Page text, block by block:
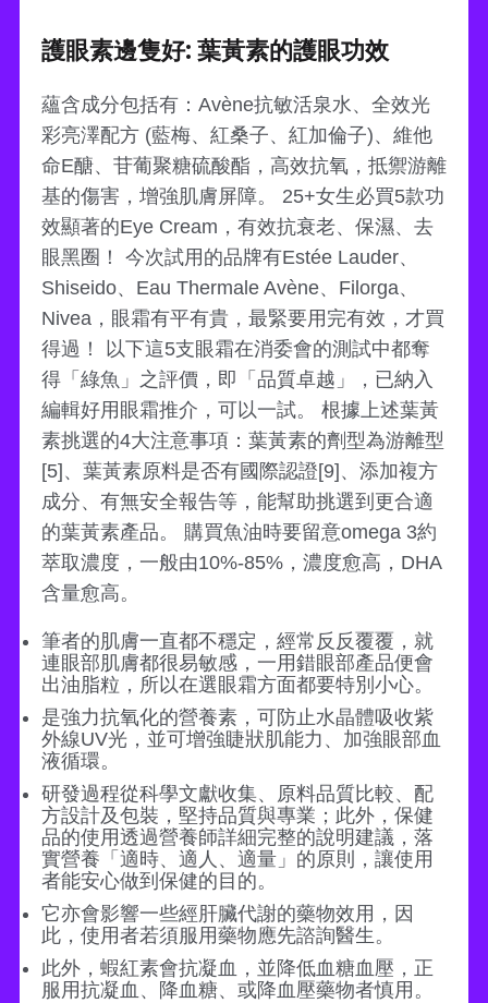
護眼素邊隻好: 葉黃素的護眼功效
蘊含成分包括有：Avène抗敏活泉水、全效光
彩亮澤配方 (藍梅、紅桑子、紅加倫子)、維他
命E醣、苷葡聚糖硫酸酯，高效抗氧，抵禦游離
基的傷害，增強肌膚屏障。 25+女生必買5款功
效顯著的Eye Cream，有效抗衰老、保濕、去
眼黑圈！ 今次試用的品牌有Estée Lauder、
Shiseido、Eau Thermale Avène、Filorga、
Nivea，眼霜有平有貴，最緊要用完有效，才買
得過！ 以下這5支眼霜在消委會的測試中都奪
得「綠魚」之評價，即「品質卓越」，已納入
編輯好用眼霜推介，可以一試。 根據上述葉黃
素挑選的4大注意事項：葉黃素的劑型為游離型
[5]、葉黃素原料是否有國際認證[9]、添加複方
成分、有無安全報告等，能幫助挑選到更合適
的葉黃素產品。 購買魚油時要留意omega 3約
萃取濃度，一般由10%-85%，濃度愈高，DHA
含量愈高。
筆者的肌膚一直都不穩定，經常反反覆覆，就
連眼部肌膚都很易敏感，一用錯眼部產品便會
出油脂粒，所以在選眼霜方面都要特別小心。
是強力抗氧化的營養素，可防止水晶體吸收紫
外線UV光，並可增強睫狀肌能力、加強眼部血
液循環。
研發過程從科學文獻收集、原料品質比較、配
方設計及包裝，堅持品質與專業；此外，保健
品的使用透過營養師詳細完整的說明建議，落
實營養「適時、適人、適量」的原則，讓使用
者能安心做到保健的目的。
它亦會影響一些經肝臟代謝的藥物效用，因
此，使用者若須服用藥物應先諮詢醫生。
此外，蝦紅素會抗凝血，並降低血糖血壓，正
服用抗凝血、降血糖、或降血壓藥物者慎用。